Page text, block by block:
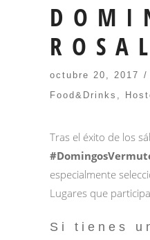
octubre 20, 2017
Food&Drinks
Tras el éxito de los
especialmente
Lugares que
Si tienes